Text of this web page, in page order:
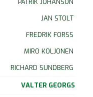
JAN STOLT
FREDRIK FORSS
MIRO KOLJONEN
RICHARD SUNDBERG
VALTER GEORGS